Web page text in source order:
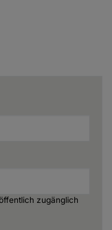
zugänglich